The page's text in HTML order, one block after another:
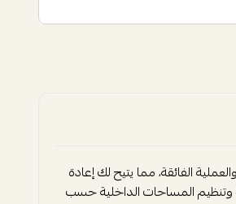
الفائقة، مما يتيح لك إعادة
وتنظيم المساحات الداخلية حسب